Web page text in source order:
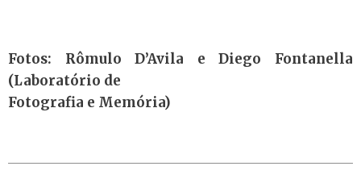
Fotos: Rômulo D’Avila e Diego Fontanella
(Laboratório de
Fotografia e Memória)